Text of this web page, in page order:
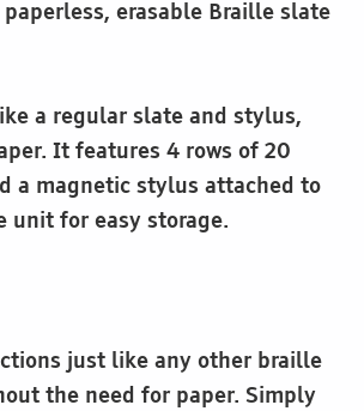
paperless, erasable Braille slate
a regular slate and stylus,
It features 4 rows of 20
a magnetic stylus attached to
unit for easy storage.
just like any other braille
the need for paper. Simply